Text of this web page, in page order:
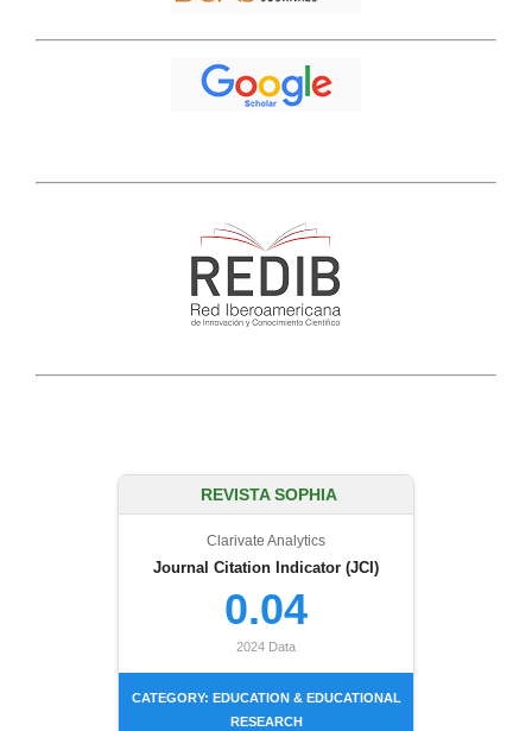
REVISTA SOPHIA
Clarivate Analytics
Journal Citation Indicator (JCI)
0.04
2024 Data
CATEGORY: EDUCATION & EDUCATIONAL
RESEARCH